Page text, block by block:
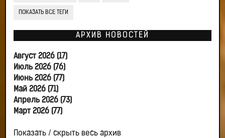
ПОКАЗАТЬ ВСЕ ТЕГИ
АРХИВ НОВОСТЕЙ
Август 2026 (17)
Июль 2026 (76)
Июнь 2026 (77)
Май 2026 (71)
Апрель 2026 (73)
Март 2026 (77)
Показать / скрыть весь архив